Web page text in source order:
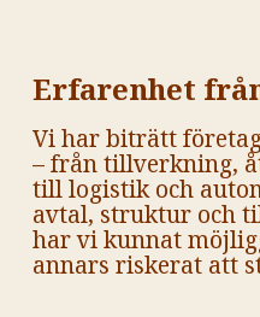
Erfarenhet
Vi har biträtt
– från tillverkning,
till logistik och
avtal, struktur och
har vi kunnat
annars riskerat att